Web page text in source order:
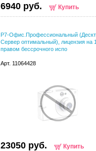
6940 руб. Купить
Р7-Офис.Профессиональный
Сервер оптимальный), лицензия на
правом бессрочного испо
Арт. 11064428
23050 руб. Купить